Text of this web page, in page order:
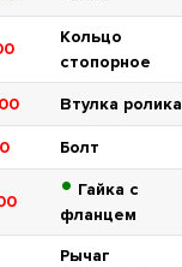
Кольцо
стопорное
Втулка ролика
Болт
• Гайка с
фланцем
Рычаг